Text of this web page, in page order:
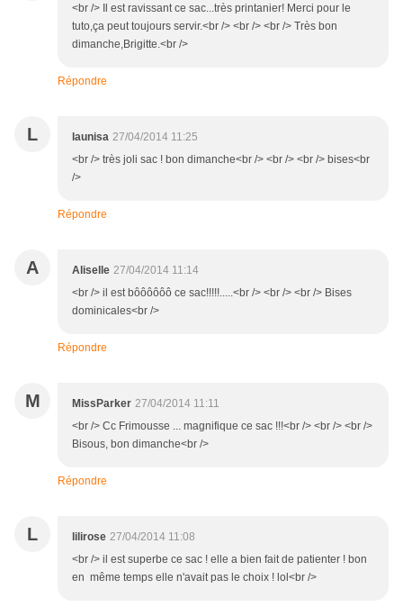
<br /> Il est ravissant ce sac...très printanier! Merci pour le
tuto,ça peut toujours servir.<br /> <br /> <br /> Très bon
dimanche,Brigitte.<br />
Répondre
L launisa 27/04/2014 11:25
<br /> très joli sac ! bon dimanche<br /> <br /> <br /> bises<br
/>
Répondre
A Aliselle 27/04/2014 11:14
<br /> il est bôôôôôô ce sac!!!!!.....<br /> <br /> <br /> Bises
dominicales<br />
Répondre
M MissParker 27/04/2014 11:11
<br /> Cc Frimousse ... magnifique ce sac !!!<br /> <br /> <br />
Bisous, bon dimanche<br />
Répondre
L lilirose 27/04/2014 11:08
<br /> il est superbe ce sac ! elle a bien fait de patienter ! bon
en même temps elle n'avait pas le choix ! lol<br />